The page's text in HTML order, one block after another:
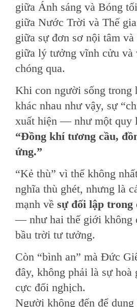
giữa Ánh sáng và Bóng
giữa Nước Trời và Thế
giữa sự đơn sơ nội tâm
giữa lý tưởng vĩnh cửu và
chóng qua.
Khi con người sống trong
khác nhau như vậy, sự
xuất hiện — như một quy
“Đồng khí tương cầu,
ứng.”
“Kẻ thù” vì thế không
nghĩa thù ghét, nhưng là
mạnh về sự đối lập trong
— như hai thế giới không
bầu trời tư tưởng.
Còn “bình an” mà Đức
đây, không phải là sự
cực đối nghịch.
Người không đến để